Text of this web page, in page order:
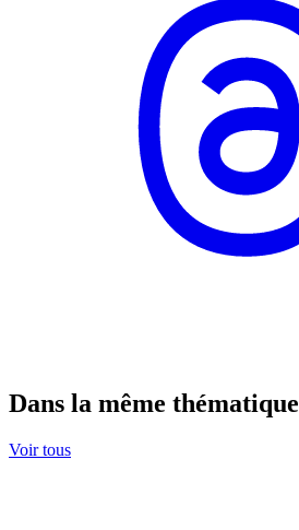
Dans la même thématique
Voir tous